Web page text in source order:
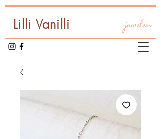
Lilli Vanilli juwelen